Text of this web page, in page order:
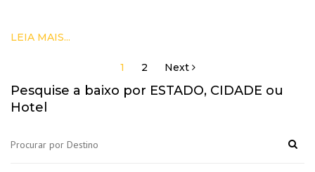
LEIA MAIS...
por
posts
1 2 Next
Pesquise a baixo por ESTADO, CIDADE ou
Hotel